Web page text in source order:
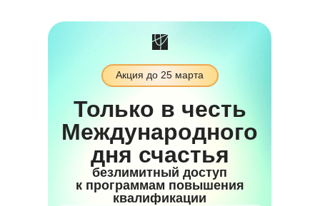
Только в честь
Международного
дня счастья
безлимитный доступ
к программам повышения
квалификации
Акция до 25 марта